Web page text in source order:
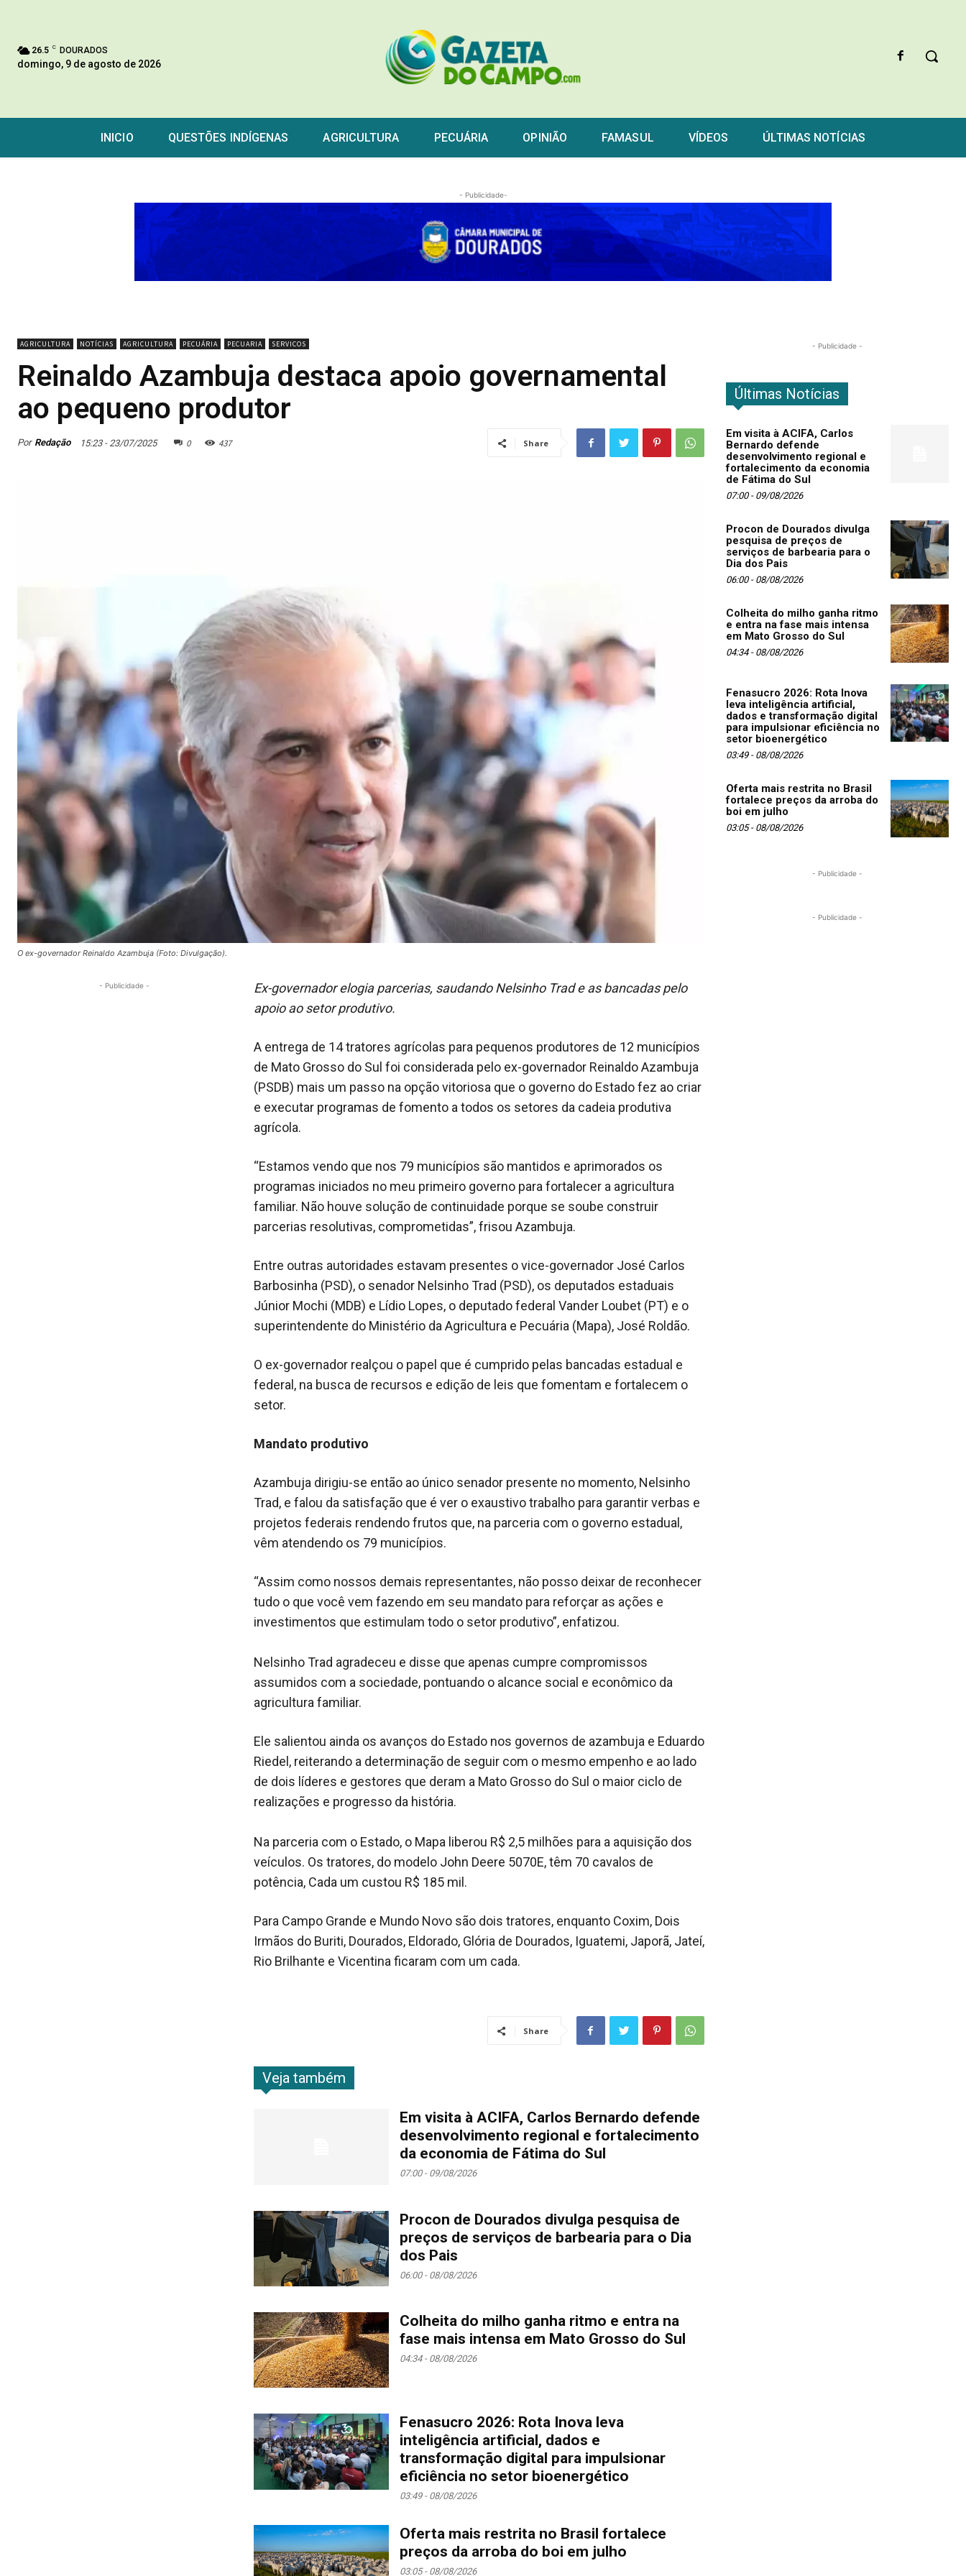
26.5 C DOURADOS
domingo, 9 de agosto de 2026
INICIO QUESTÕES INDÍGENAS AGRICULTURA PECUÁRIA OPINIÃO FAMASUL VÍDEOS ÚLTIMAS NOTÍCIAS
- Publicidade-
AGRICULTURA NOTÍCIAS AGRICULTURA PECUÁRIA PECUARIA SERVICOS
Reinaldo Azambuja destaca apoio governamental
ao pequeno produtor
Por Redação 15:23 - 23/07/2025 0 437 Share
O ex-governador Reinaldo Azambuja (Foto: Divulgação).
- Publicidade -
Ex-governador elogia parcerias, saudando Nelsinho Trad e as bancadas pelo
apoio ao setor produtivo.
A entrega de 14 tratores agrícolas para pequenos produtores de 12 municípios
de Mato Grosso do Sul foi considerada pelo ex-governador Reinaldo Azambuja
(PSDB) mais um passo na opção vitoriosa que o governo do Estado fez ao criar
e executar programas de fomento a todos os setores da cadeia produtiva
agrícola.
“Estamos vendo que nos 79 municípios são mantidos e aprimorados os
programas iniciados no meu primeiro governo para fortalecer a agricultura
familiar. Não houve solução de continuidade porque se soube construir
parcerias resolutivas, comprometidas”, frisou Azambuja.
Entre outras autoridades estavam presentes o vice-governador José Carlos
Barbosinha (PSD), o senador Nelsinho Trad (PSD), os deputados estaduais
Júnior Mochi (MDB) e Lídio Lopes, o deputado federal Vander Loubet (PT) e o
superintendente do Ministério da Agricultura e Pecuária (Mapa), José Roldão.
O ex-governador realçou o papel que é cumprido pelas bancadas estadual e
federal, na busca de recursos e edição de leis que fomentam e fortalecem o
setor.
Mandato produtivo
Azambuja dirigiu-se então ao único senador presente no momento, Nelsinho
Trad, e falou da satisfação que é ver o exaustivo trabalho para garantir verbas e
projetos federais rendendo frutos que, na parceria com o governo estadual,
vêm atendendo os 79 municípios.
“Assim como nossos demais representantes, não posso deixar de reconhecer
tudo o que você vem fazendo em seu mandato para reforçar as ações e
investimentos que estimulam todo o setor produtivo”, enfatizou.
Nelsinho Trad agradeceu e disse que apenas cumpre compromissos
assumidos com a sociedade, pontuando o alcance social e econômico da
agricultura familiar.
Ele salientou ainda os avanços do Estado nos governos de azambuja e Eduardo
Riedel, reiterando a determinação de seguir com o mesmo empenho e ao lado
de dois líderes e gestores que deram a Mato Grosso do Sul o maior ciclo de
realizações e progresso da história.
Na parceria com o Estado, o Mapa liberou R$ 2,5 milhões para a aquisição dos
veículos. Os tratores, do modelo John Deere 5070E, têm 70 cavalos de
potência, Cada um custou R$ 185 mil.
Para Campo Grande e Mundo Novo são dois tratores, enquanto Coxim, Dois
Irmãos do Buriti, Dourados, Eldorado, Glória de Dourados, Iguatemi, Japorã, Jateí,
Rio Brilhante e Vicentina ficaram com um cada.
Share
Veja também
Em visita à ACIFA, Carlos Bernardo defende
desenvolvimento regional e fortalecimento
da economia de Fátima do Sul
07:00 - 09/08/2026
Procon de Dourados divulga pesquisa de
preços de serviços de barbearia para o Dia
dos Pais
06:00 - 08/08/2026
Colheita do milho ganha ritmo e entra na
fase mais intensa em Mato Grosso do Sul
04:34 - 08/08/2026
Fenasucro 2026: Rota Inova leva
inteligência artificial, dados e
transformação digital para impulsionar
eficiência no setor bioenergético
03:49 - 08/08/2026
Oferta mais restrita no Brasil fortalece
preços da arroba do boi em julho
03:05 - 08/08/2026
- Publicidade -
Últimas Notícias
Em visita à ACIFA, Carlos
Bernardo defende
desenvolvimento regional e
fortalecimento da economia
de Fátima do Sul
07:00 - 09/08/2026
Procon de Dourados divulga
pesquisa de preços de
serviços de barbearia para o
Dia dos Pais
06:00 - 08/08/2026
Colheita do milho ganha ritmo
e entra na fase mais intensa
em Mato Grosso do Sul
04:34 - 08/08/2026
Fenasucro 2026: Rota Inova
leva inteligência artificial,
dados e transformação digital
para impulsionar eficiência no
setor bioenergético
03:49 - 08/08/2026
Oferta mais restrita no Brasil
fortalece preços da arroba do
boi em julho
03:05 - 08/08/2026
- Publicidade -
- Publicidade -